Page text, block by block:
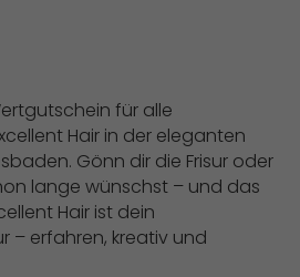
für alle
Hair in der eleganten
Gönn dir die Frisur oder
lange wünschst – und das
Hair ist dein
– erfahren, kreativ und